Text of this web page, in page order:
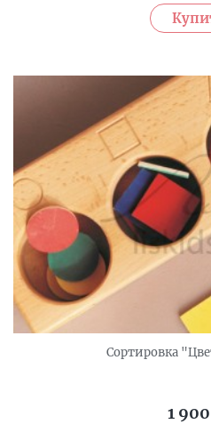
Сортировка
1 900